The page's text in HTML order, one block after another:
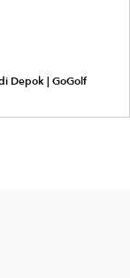
Depok | GoGolf